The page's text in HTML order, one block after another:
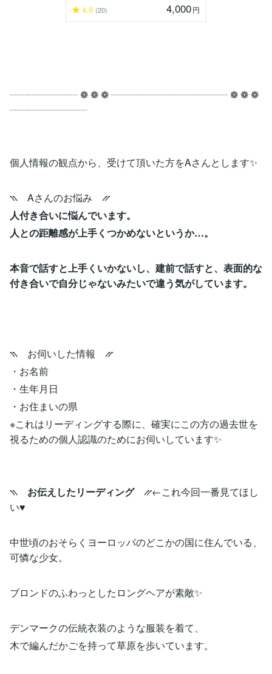
4.9 (20) 4,000円
┈┈┈┈┈┈┈ ❁ ❁ ❁ ┈┈┈┈┈┈┈┈┈┈┈┈ ❁ ❁ ❁
┈┈┈┈┈┈┈┈
個人情報の観点から、受けて頂いた方をAさんとします✨
⳹ Aさんのお悩み ⳼
人付き合いに悩んでいます。
人との距離感が上手くつかめないというか…。
本音で話すと上手くいかないし、建前で話すと、表面的な
付き合いで自分じゃないみたいで違う気がしています。
⳹ お伺いした情報 ⳼
・お名前
・生年月日
・お住まいの県
※これはリーディングする際に、確実にこの方の過去世を
視るための個人認識のためにお伺いしています✨
⳹ お伝えしたリーディング⳼←これ今回一番見てほし
い♥
中世頃のおそらくヨーロッパのどこかの国に住んでいる、
可憐な少女。
ブロンドのふわっとしたロングヘアが素敵✨
デンマークの伝統衣装のような服装を着て、
木で編んだかごを持って草原を歩いています。